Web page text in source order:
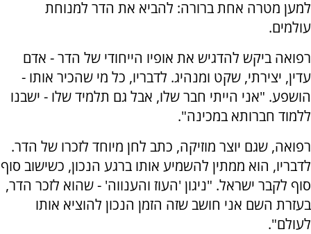
למען מטרה אחת ברורה: להביא את הדר למנוחת
עולמים.
רפואה ביקש להדגיש את אופיו הייחודי של הדר - אדם
עדין, יצירתי, שקט ומנהיג. לדבריו, כל מי שהכיר אותו -
הושפע. "אני הייתי חבר שלו, אבל גם תלמיד שלו - ישבנו
ללמוד חברותא במכינה".
רפואה, שגם יוצר מוזיקה, כתב לחן מיוחד לזכרו של הדר.
לדבריו, הוא ממתין להשמיע אותו ברגע הנכון, כשישוב סוף
סוף לקבר ישראל. "ניגון 'העוז והענווה' - שהוא לזכר הדר,
בעזרת השם אני חושב שזה הזמן הנכון להוציא אותו
לעולם".